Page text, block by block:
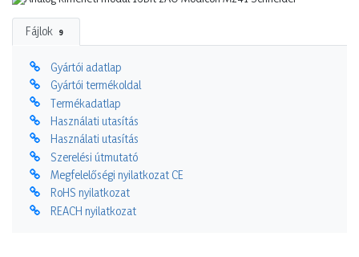
Fájlok 9
Gyártói adatlap
Gyártói termékoldal
Termékadatlap
Használati utasítás
Használati utasítás
Szerelési útmutató
Megfelelőségi nyilatkozat CE
RoHS nyilatkozat
REACH nyilatkozat